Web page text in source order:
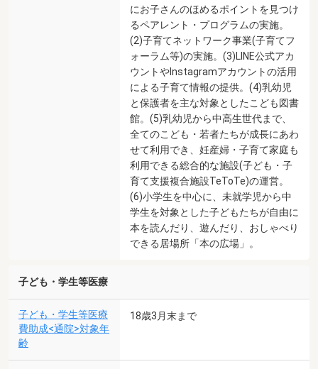
にお子さんのほめるポイントを見つけ
るペアレント・プログラムの実施。
(2)子育てネットワーク事業(子育てフ
ォーラム等)の実施。(3)LINE公式アカ
ウントやInstagramアカウントの活用
による子育て情報の提供。(4)乳幼児
と保護者を主な対象としたこども図書
館。(5)乳幼児から中高生世代まで、
全てのこども・若者たちが成長にあわ
せて利用でき、妊産婦・子育て家庭も
利用できる総合的な施設(子ども・子
育て支援複合施設TeToTe)の運営。
(6)小学生を中心に、未就学児から中
学生を対象とした子どもたちが自由に
本を読んだり、遊んだり、おしゃべり
できる居場所「本の広場」。
子ども・学生等医療
子ども・学生等医療
費助成<通院>対象年
齢
18歳3月末まで